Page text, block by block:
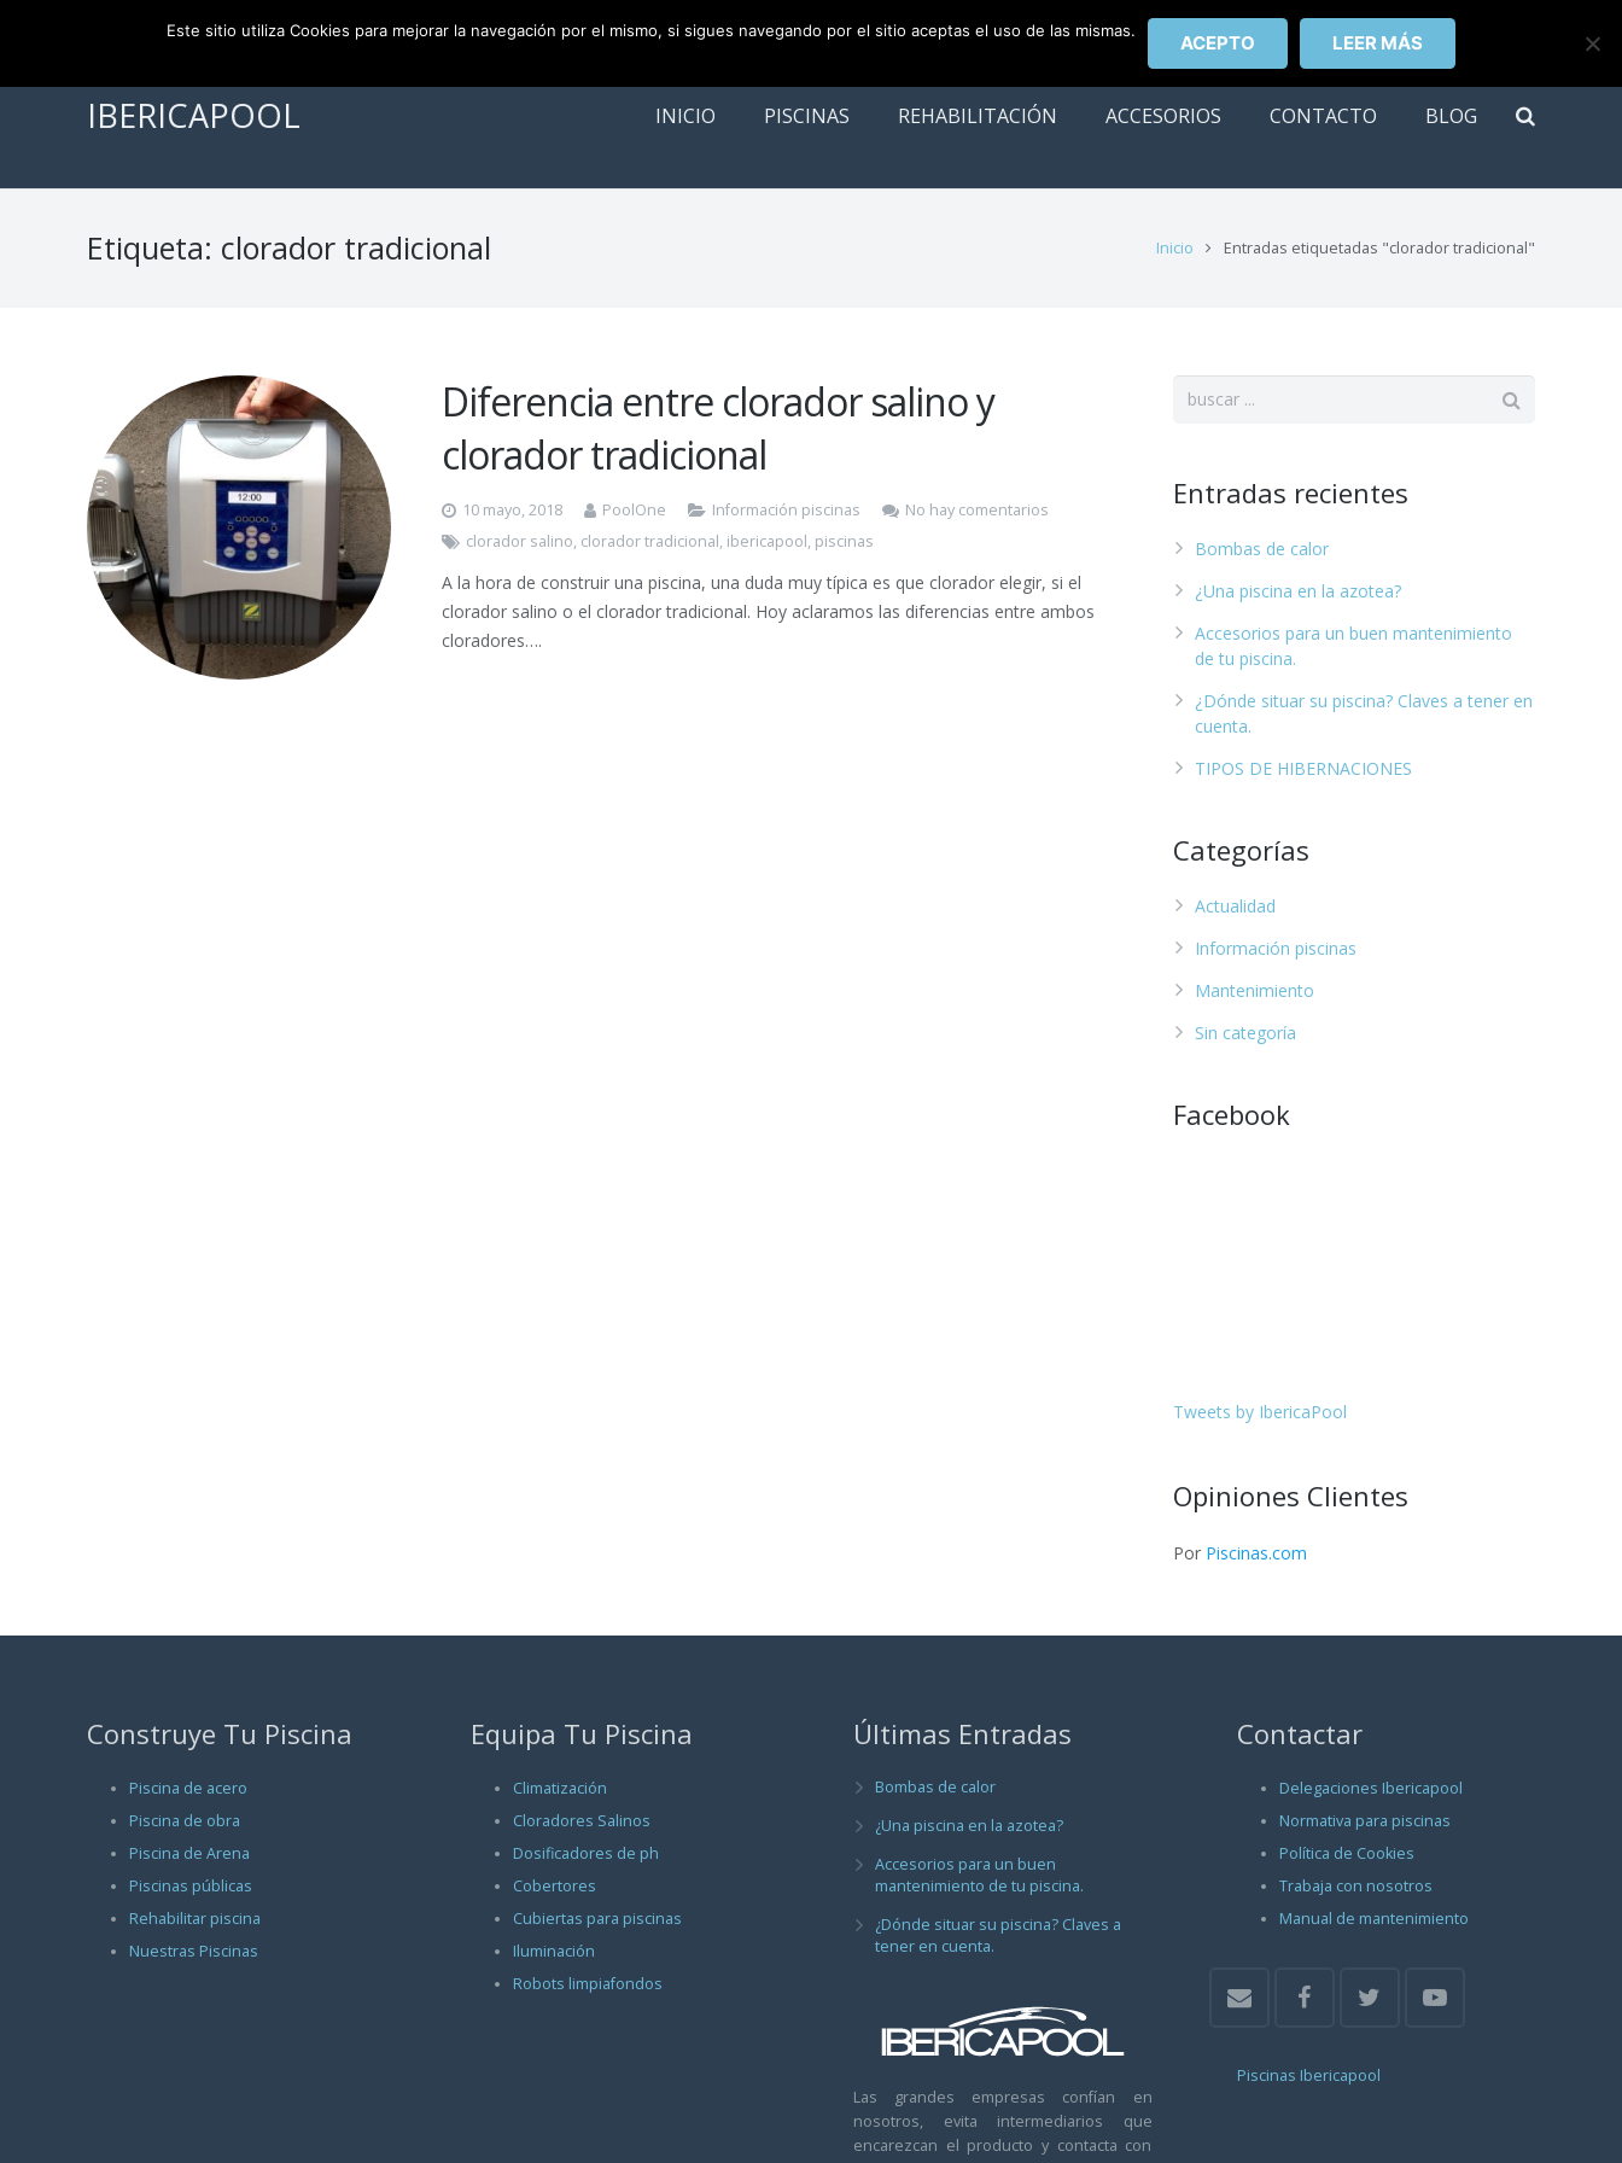
956 111 386 info@ibericapool.com
IBERICAPOOL INICIO PISCINAS REHABILITACIÓN ACCESORIOS CONTACTO BLOG
Etiqueta: clorador tradicional Inicio Entradas etiquetadas "clorador tradicional"
Diferencia entre clorador salino y
clorador tradicional
10 mayo, 2018 PoolOne Información piscinas
No hay comentarios
clorador salino, clorador tradicional, ibericapool, piscinas
A la hora de construir una piscina, una duda muy típica es que clorador elegir, si el
clorador salino o el clorador tradicional. Hoy aclaramos las diferencias entre ambos
cloradores….
Entradas recientes
Bombas de calor
¿Una piscina en la azotea?
Accesorios para un buen mantenimiento
de tu piscina.
¿Dónde situar su piscina? Claves a tener en
cuenta.
TIPOS DE HIBERNACIONES
Categorías
Actualidad
Información piscinas
Mantenimiento
Sin categoría
Facebook
Tweets by IbericaPool
Opiniones Clientes
Por Piscinas.com
Construye Tu Piscina
Piscina de acero
Piscina de obra
Piscina de Arena
Piscinas públicas
Rehabilitar piscina
Nuestras Piscinas
Equipa Tu Piscina
Climatización
Cloradores Salinos
Dosificadores de ph
Cobertores
Cubiertas para piscinas
Iluminación
Robots limpiafondos
Últimas Entradas
Bombas de calor
¿Una piscina en la azotea?
Accesorios para un buen
mantenimiento de tu piscina.
¿Dónde situar su piscina? Claves a
tener en cuenta.
Las grandes empresas confían en
nosotros, evita intermediarios que
encarezcan el producto y contacta con
Contactar
Delegaciones Ibericapool
Normativa para piscinas
Política de Cookies
Trabaja con nosotros
Manual de mantenimiento
Piscinas Ibericapool
Este sitio utiliza Cookies para mejorar la navegación por el mismo, si sigues navegando por el sitio aceptas el uso de las mismas.
ACEPTO LEER MÁS